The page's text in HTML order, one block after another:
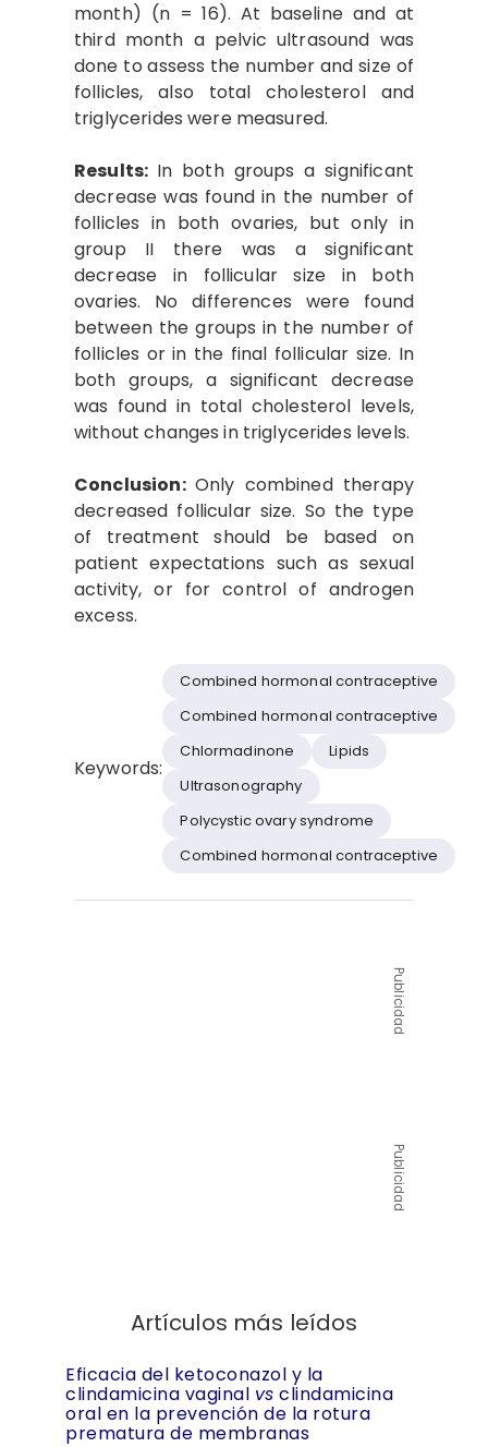
month) (n = 16). At baseline and at
third month a pelvic ultrasound was
done to assess the number and size of
follicles, also total cholesterol and
triglycerides were measured.
Results: In both groups a significant
decrease was found in the number of
follicles in both ovaries, but only in
group II there was a significant
decrease in follicular size in both
ovaries. No differences were found
between the groups in the number of
follicles or in the final follicular size. In
both groups, a significant decrease
was found in total cholesterol levels,
without changes in triglycerides levels.
Conclusion: Only combined therapy
decreased follicular size. So the type
of treatment should be based on
patient expectations such as sexual
activity, or for control of androgen
excess.
Keywords:
Combined hormonal contraceptive
Combined hormonal contraceptive
Chlormadinone
Lipids
Ultrasonography
Polycystic ovary syndrome
Combined hormonal contraceptive
Publicidad
Publicidad
Artículos más leídos
Eficacia del ketoconazol y la
clindamicina vaginal vs clindamicina
oral en la prevención de la rotura
prematura de membranas